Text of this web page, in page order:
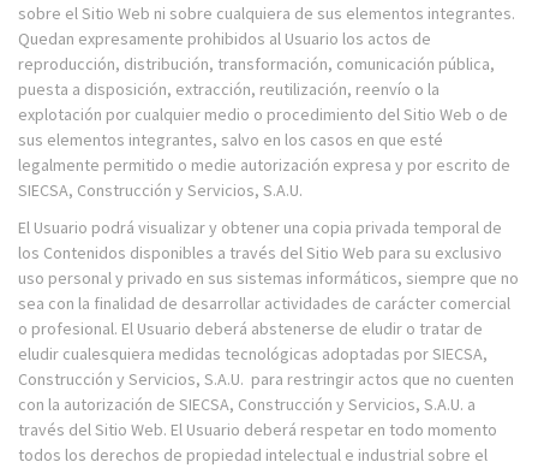
sobre el Sitio Web ni sobre cualquiera de sus elementos integrantes.
Quedan expresamente prohibidos al Usuario los actos de
reproducción, distribución, transformación, comunicación pública,
puesta a disposición, extracción, reutilización, reenvío o la
explotación por cualquier medio o procedimiento del Sitio Web o de
sus elementos integrantes, salvo en los casos en que esté
legalmente permitido o medie autorización expresa y por escrito de
SIECSA, Construcción y Servicios, S.A.U.
El Usuario podrá visualizar y obtener una copia privada temporal de
los Contenidos disponibles a través del Sitio Web para su exclusivo
uso personal y privado en sus sistemas informáticos, siempre que no
sea con la finalidad de desarrollar actividades de carácter comercial
o profesional. El Usuario deberá abstenerse de eludir o tratar de
eludir cualesquiera medidas tecnológicas adoptadas por SIECSA,
Construcción y Servicios, S.A.U. para restringir actos que no cuenten
con la autorización de SIECSA, Construcción y Servicios, S.A.U. a
través del Sitio Web. El Usuario deberá respetar en todo momento
todos los derechos de propiedad intelectual e industrial sobre el